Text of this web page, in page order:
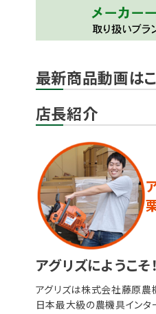
最新商品動画は
店長紹介
アグリズにようこそ！
アグリズは株式会社藤原
日本最大級の農機具インタ